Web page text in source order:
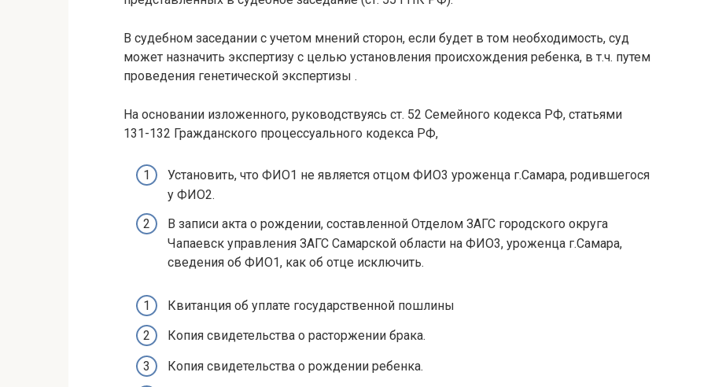
В судебном заседании с учетом мнений сторон, если будет в том необходимость, суд
может назначить экспертизу с целью установления происхождения ребенка, в т.ч. путем
проведения генетической экспертизы .
На основании изложенного, руководствуясь ст. 52 Семейного кодекса РФ, статьями
131-132 Гражданского процессуального кодекса РФ,
Установить, что ФИО1 не является отцом ФИО3 уроженца г.Самара, родившегося
у ФИО2.
В записи акта о рождении, составленной Отделом ЗАГС городского округа
Чапаевск управления ЗАГС Самарской области на ФИО3, уроженца г.Самара,
сведения об ФИО1, как об отце исключить.
Квитанция об уплате государственной пошлины
Копия свидетельства о расторжении брака.
Копия свидетельства о рождении ребенка.